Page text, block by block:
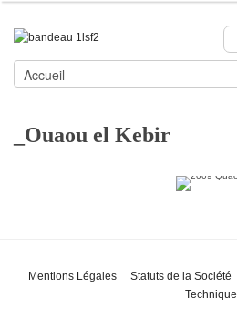
_Ouaou el Kebir
Mentions Légales Statuts de la Société
Technique